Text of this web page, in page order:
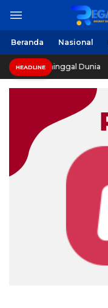
Beranda Nasional
HEADLINE
Dunia